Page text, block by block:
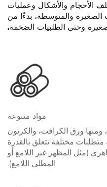
الأحجام والأشكال وعمليات
الصغيرة والمتوسطة، بدءًا من
وحتى الطلبيات الضخمة.
مواد متنوعة
ورق الكرافت، والكرتون
متطلبات مختلفة تتعلق بالقدرة
(مثل المظهر غير اللامع أو
المطلي اللامع).